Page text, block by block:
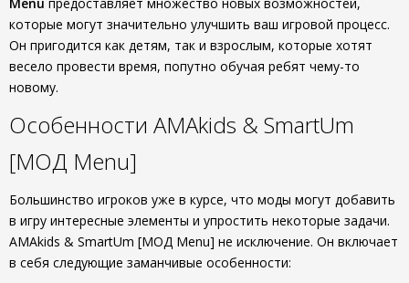
которые могут значительно улучшить ваш игровой процесс.
Он пригодится как детям, так и взрослым, которые хотят
весело провести время, попутно обучая ребят чему-то
новому.
Особенности AMAkids & SmartUm
[МОД Menu]
Большинство игроков уже в курсе, что моды могут добавить
в игру интересные элементы и упростить некоторые задачи.
AMAkids & SmartUm [МОД Menu] не исключение. Он включает
в себя следующие заманчивые особенности: